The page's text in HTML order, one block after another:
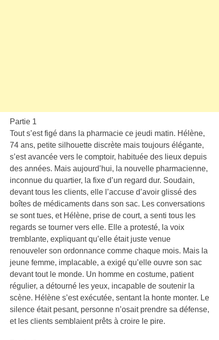
Partie 1
Tout s’est figé dans la pharmacie ce jeudi matin. Hélène,
74 ans, petite silhouette discrète mais toujours élégante,
s’est avancée vers le comptoir, habituée des lieux depuis
des années. Mais aujourd’hui, la nouvelle pharmacienne,
inconnue du quartier, la fixe d’un regard dur. Soudain,
devant tous les clients, elle l’accuse d’avoir glissé des
boîtes de médicaments dans son sac. Les conversations
se sont tues, et Hélène, prise de court, a senti tous les
regards se tourner vers elle. Elle a protesté, la voix
tremblante, expliquant qu’elle était juste venue
renouveler son ordonnance comme chaque mois. Mais la
jeune femme, implacable, a exigé qu’elle ouvre son sac
devant tout le monde. Un homme en costume, patient
régulier, a détourné les yeux, incapable de soutenir la
scène. Hélène s’est exécutée, sentant la honte monter. Le
silence était pesant, personne n’osait prendre sa défense,
et les clients semblaient prêts à croire le pire.